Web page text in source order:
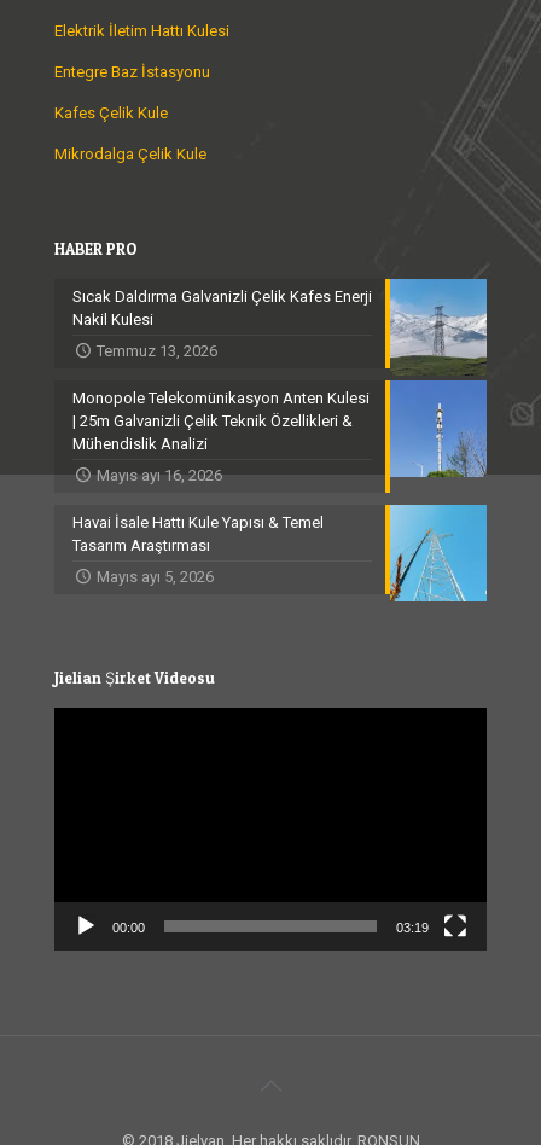
Elektrik İletim Hattı Kulesi
Entegre Baz İstasyonu
Kafes Çelik Kule
Mikrodalga Çelik Kule
HABER PRO
Sıcak Daldırma Galvanizli Çelik Kafes Enerji
Nakil Kulesi
Temmuz 13, 2026
Monopole Telekomünikasyon Anten Kulesi
| 25m Galvanizli Çelik Teknik Özellikleri &
Mühendislik Analizi
Mayıs ayı 16, 2026
Havai İsale Hattı Kule Yapısı & Temel
Tasarım Araştırması
Mayıs ayı 5, 2026
Jielian Şirket Videosu
00:00 03:19
© 2018 Jielyan. Her hakkı saklıdır. RONSUN